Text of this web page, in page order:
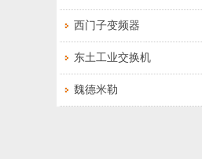
西门子变频器
东土工业交换机
魏德米勒